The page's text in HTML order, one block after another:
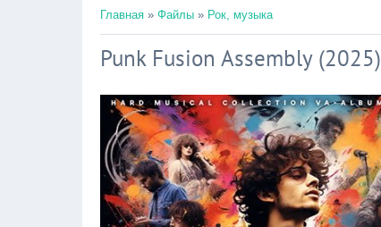
Главная » Файлы » Рок, музыка
Punk Fusion Assembly (2025)